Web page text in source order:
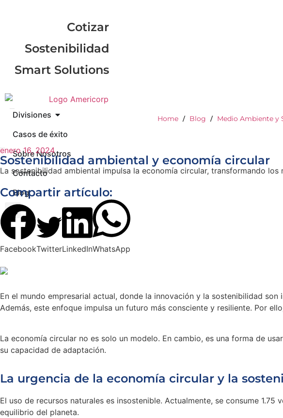
Cotizar
Sostenibilidad
Smart Solutions
Divisiones
Casos de éxito
Sobre Nosotros
Contacto
Blog
Home / Blog / Medio Ambiente y
enero 16, 2024
Sostenibilidad ambiental y economía circular
La sostenibilidad ambiental impulsa la economía circular, transformando
Compartir artículo:
FacebookTwitterLinkedInWhatsApp
En el mundo empresarial actual, donde la innovación y la sostenibilidad
Además, este enfoque impulsa un futuro más consciente y resiliente. Por
La economía circular no es solo un modelo. En cambio, es una forma de
su capacidad de adaptación.
La urgencia de la economía circular y la
El uso de recursos naturales es insostenible. Actualmente, se consume
equilibrio del planeta.